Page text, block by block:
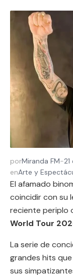
porMiranda FM-
enArte y
El afamado
coincidir con su
reciente periplo
World Tour
La serie de
grandes hits
sus